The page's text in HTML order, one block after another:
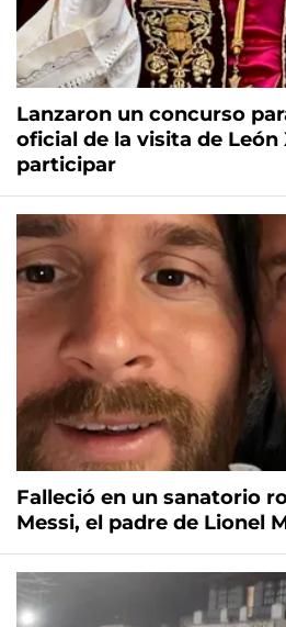
Lanzaron un concurso
oficial de la visita de León
participar
Falleció en un sanatorio
Messi, el padre de Lionel